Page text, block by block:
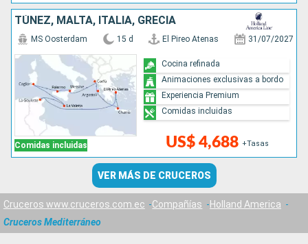
TÚNEZ, MALTA, ITALIA, GRECIA
Comidas incluidas
MS Oosterdam 15 d El Pireo Atenas 31/07/2027
US$ 4,688 +Tasas
Cocina refinada
Animaciones exclusivas a bordo
Experiencia Premium
Comidas incluidas
VER MÁS DE CRUCEROS
Cruceros www.cruceros.com.ec Compañías
Holland America
Cruceros Mediterráneo